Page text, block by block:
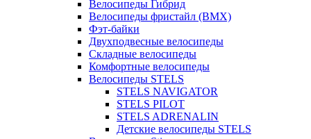
Велосипеды Гибрид
Велосипеды фристайл (BMX)
Фэт-байки
Двухподвесные велосипеды
Складные велосипеды
Комфортные велосипеды
Велосипеды STELS
STELS NAVIGATOR
STELS PILOT
STELS ADRENALIN
Детские велосипеды STELS